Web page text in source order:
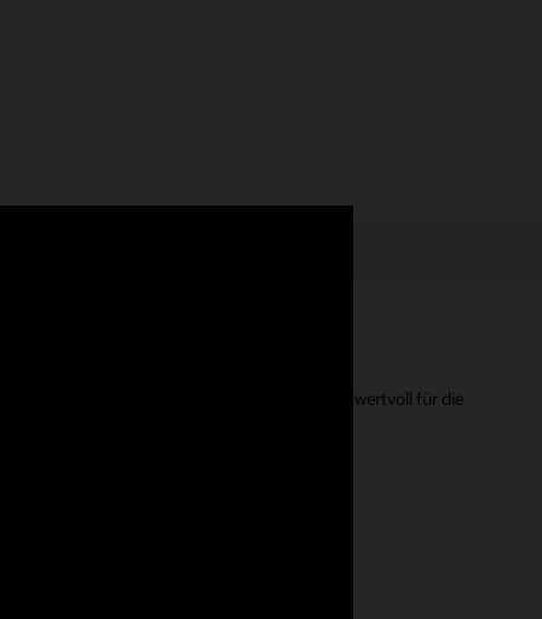
-Lösungen geben. Ihr Feedback ist äußerst wertvoll für die
erfüllen
benötigten und